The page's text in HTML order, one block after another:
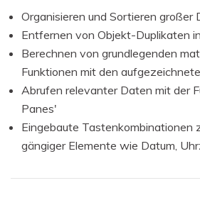
Organisieren und Sortieren großer
Entfernen von Objekt-Duplikaten
Berechnen von grundlegenden
Funktionen mit den
Abrufen relevanter Daten mit der
Panes'
Eingebaute Tastenkombinationen
gängiger Elemente wie Datum,